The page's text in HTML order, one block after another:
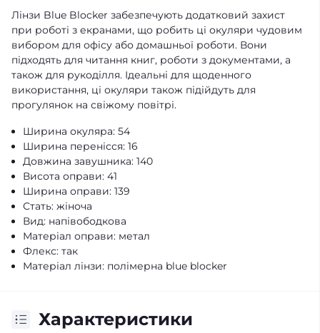
Лінзи Blue Blocker забезпечують додатковий захист
при роботі з екранами, що робить ці окуляри чудовим
вибором для офісу або домашньої роботи. Вони
підходять для читання книг, роботи з документами, а
також для рукоділля. Ідеальні для щоденного
використання, ці окуляри також підійдуть для
прогулянок на свіжому повітрі.
Ширина окуляра: 54
Ширина перенісся: 16
Довжина завушника: 140
Висота оправи: 41
Ширина оправи: 139
Стать: жіноча
Вид: напівободкова
Матеріал оправи: метал
Флекс: так
Матеріал лінзи: полімерна blue blocker
Характеристики